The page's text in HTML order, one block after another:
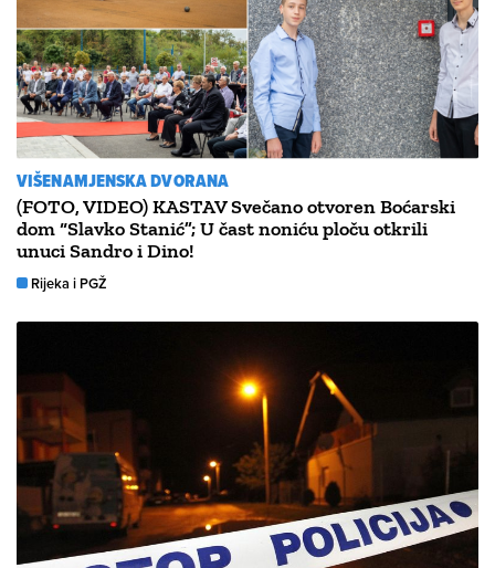
VIŠENAMJENSKA DVORANA
(FOTO, VIDEO) KASTAV Svečano otvoren Boćarski
dom “Slavko Stanić”; U čast noniću ploču otkrili
unuci Sandro i Dino!
Rijeka i PGŽ